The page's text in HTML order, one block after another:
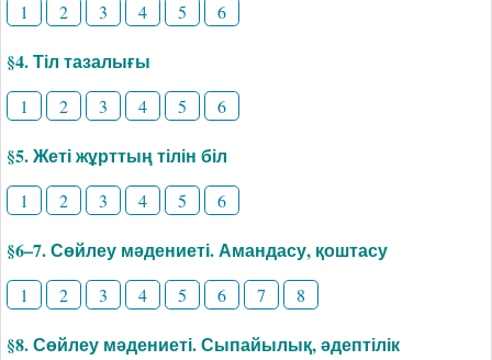
1 2 3 4 5 6
§4. Тіл тазалығы
1 2 3 4 5 6
§5. Жеті жұрттың тілін біл
1 2 3 4 5 6
§6–7. Сөйлеу мәдениеті. Амандасу, қоштасу
1 2 3 4 5 6 7 8
§8. Сөйлеу мәдениеті. Сыпайылық, әдептілік